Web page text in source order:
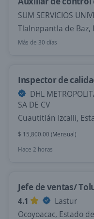
SUM SERVICIOS
Tlalnepantla de Baz,
Más de 30 días
Inspector de
DHL
SA DE CV
Cuautitlán Izcalli,
$ 15,800.00 (Mensual)
Hace 2 horas
Jefe de ventas/
4.1
Lastur
Ocoyoacac, Estado